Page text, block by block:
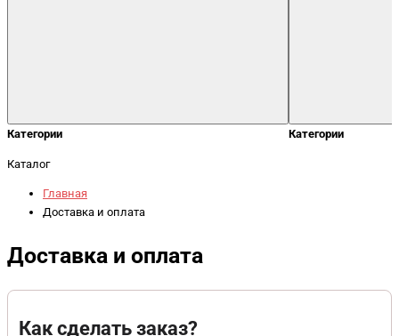
Категории Категории
Каталог
Главная
Доставка и оплата
Доставка и оплата
Как сделать заказ?